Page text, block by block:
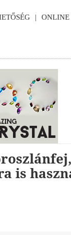
ONLINE
is